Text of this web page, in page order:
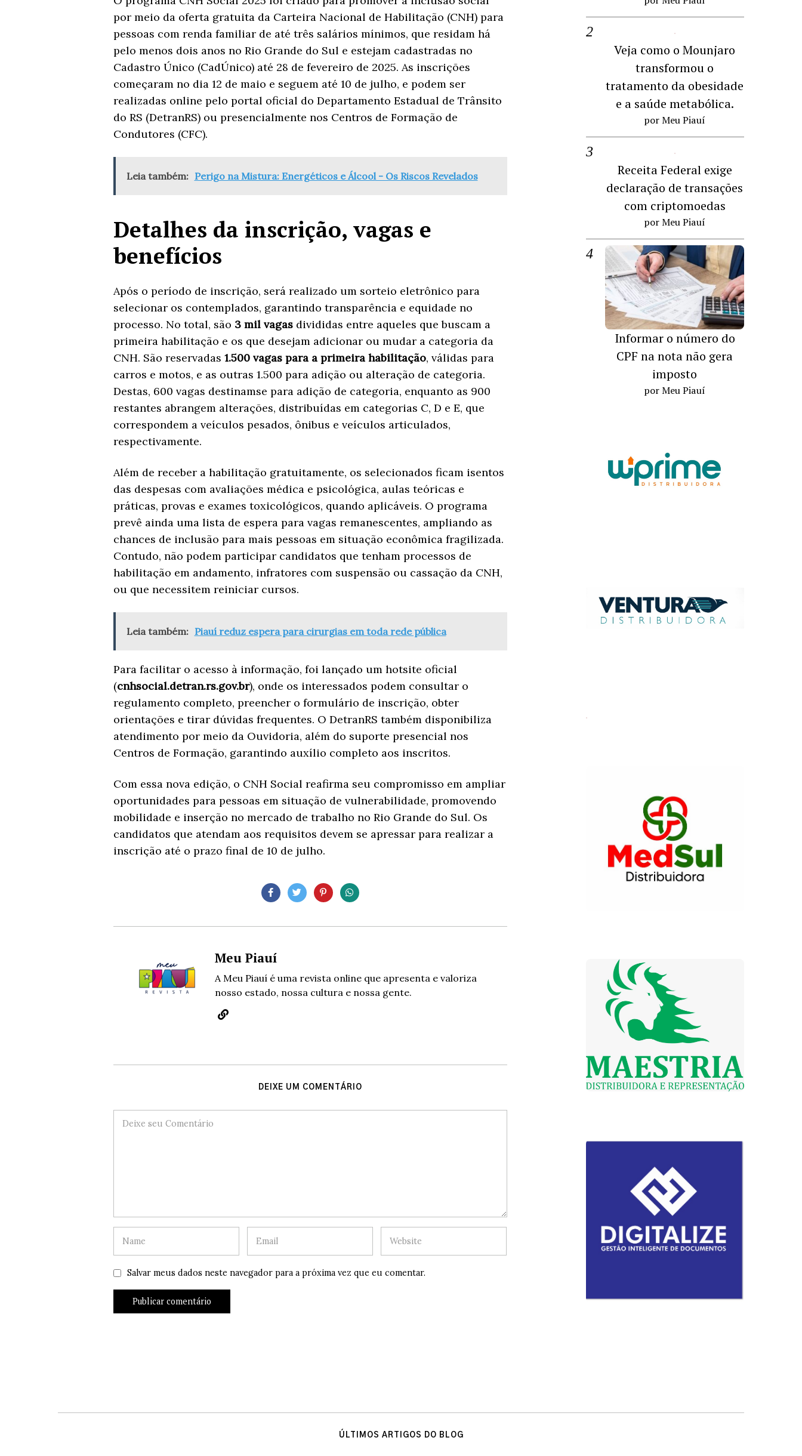
por meio da oferta gratuita da Carteira Nacional de Habilitação (CNH) para
pessoas com renda familiar de até três salários mínimos, que residam há
pelo menos dois anos no Rio Grande do Sul e estejam cadastradas no
Cadastro Único (CadÚnico) até 28 de fevereiro de 2025. As inscrições
começaram no dia 12 de maio e seguem até 10 de julho, e podem ser
realizadas online pelo portal oficial do Departamento Estadual de Trânsito
do RS (DetranRS) ou presencialmente nos Centros de Formação de
Condutores (CFC).
Leia também: Perigo na Mistura: Energéticos e Álcool - Os Riscos Revelados
Detalhes da inscrição, vagas e
benefícios
Após o período de inscrição, será realizado um sorteio eletrônico para
selecionar os contemplados, garantindo transparência e equidade no
processo. No total, são 3 mil vagasdivididas entre aqueles que buscam a
primeira habilitação e os que desejam adicionar ou mudar a categoria da
CNH. São reservadas 1.500 vagas para a primeira habilitação, válidas para
carros e motos, e as outras 1.500 para adição ou alteração de categoria.
Destas, 600 vagas destinamse para adição de categoria, enquanto as 900
restantes abrangem alterações, distribuídas em categorias C, D e E, que
correspondem a veículos pesados, ônibus e veículos articulados,
respectivamente.
Além de receber a habilitação gratuitamente, os selecionados ficam isentos
das despesas com avaliações médica e psicológica, aulas teóricas e
práticas, provas e exames toxicológicos, quando aplicáveis. O programa
prevê ainda uma lista de espera para vagas remanescentes, ampliando as
chances de inclusão para mais pessoas em situação econômica fragilizada.
Contudo, não podem participar candidatos que tenham processos de
habilitação em andamento, infratores com suspensão ou cassação da CNH,
ou que necessitem reiniciar cursos.
Leia também: Piauí reduz espera para cirurgias em toda rede pública
Para facilitar o acesso à informação, foi lançado um hotsite oficial
(cnhsocial.detran.rs.gov.br), onde os interessados podem consultar o
regulamento completo, preencher o formulário de inscrição, obter
orientações e tirar dúvidas frequentes. O DetranRS também disponibiliza
atendimento por meio da Ouvidoria, além do suporte presencial nos
Centros de Formação, garantindo auxílio completo aos inscritos.
Com essa nova edição, o CNH Social reafirma seu compromisso em ampliar
oportunidades para pessoas em situação de vulnerabilidade, promovendo
mobilidade e inserção no mercado de trabalho no Rio Grande do Sul. Os
candidatos que atendam aos requisitos devem se apressar para realizar a
inscrição até o prazo final de 10 de julho.
Meu Piauí
A Meu Piauí é uma revista online que apresenta e valoriza
nosso estado, nossa cultura e nossa gente.
DEIXE UM COMENTÁRIO
Salvar meus dados neste navegador para a próxima vez que eu comentar.
Veja como o Mounjaro
transformou o
tratamento da obesidade
e a saúde metabólica.
por Meu Piauí
Receita Federal exige
declaração de transações
com criptomoedas
por Meu Piauí
Informar o número do
CPF na nota não gera
imposto
por Meu Piauí
ÚLTIMOS ARTIGOS DO BLOG